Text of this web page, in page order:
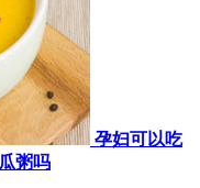
孕妇可以吃
粥吗